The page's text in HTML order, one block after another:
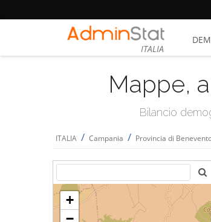
ITALIA
Mappe,
Bilancio
ITALIA / Campania / Provincia di